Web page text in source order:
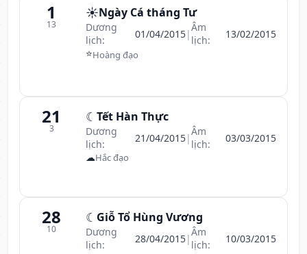
1
13
☀️Ngày Cá tháng Tư
Dương
lịch:
01/04/2015|Âm
lịch:
13/02/2015
⭐Hoàng đạo
21
3
☾ Tết Hàn Thực
Dương
lịch:
21/04/2015|Âm
lịch:
03/03/2015
☁Hắc đạo
28
10
☾ Giỗ Tổ Hùng Vương
Dương
lịch:
28/04/2015|Âm
lịch:
10/03/2015